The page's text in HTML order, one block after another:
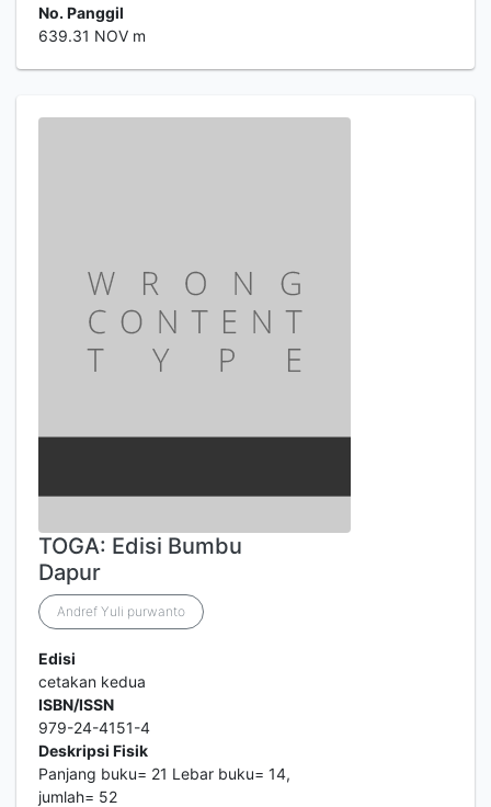
No. Panggil
639.31 NOV m
TOGA: Edisi Bumbu
Dapur
Andref Yuli purwanto
Edisi
cetakan kedua
ISBN/ISSN
979-24-4151-4
Deskripsi Fisik
Panjang buku= 21 Lebar buku= 14,
jumlah= 52